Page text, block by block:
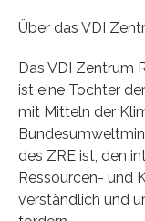
Über das VDI
Das VDI Zentrum
ist eine Tochter
mit Mitteln der
des ZRE ist, den
Ressourcen- und
verständlich und